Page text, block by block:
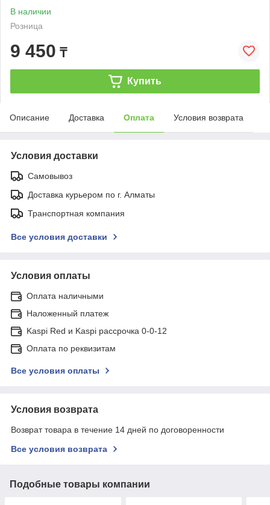
В наличии
Розница
9 450 ₸
Купить
Описание Доставка Оплата Условия возврата
Условия доставки
Самовывоз
Доставка курьером по г. Алматы
Транспортная компания
Все условия доставки
Условия оплаты
Оплата наличными
Наложенный платеж
Kaspi Red и Kaspi рассрочка 0-0-12
Оплата по реквизитам
Все условия оплаты
Условия возврата
Возврат товара в течение 14 дней по договоренности
Все условия возврата
Подобные товары компании